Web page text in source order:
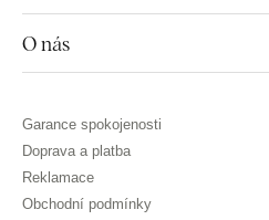
O nás
Garance spokojenosti
Doprava a platba
Reklamace
Obchodní podmínky